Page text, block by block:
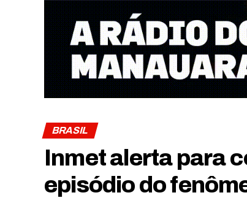
BRASIL
Inmet alerta para
episódio do